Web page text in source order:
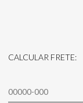
CALCULAR FRETE: